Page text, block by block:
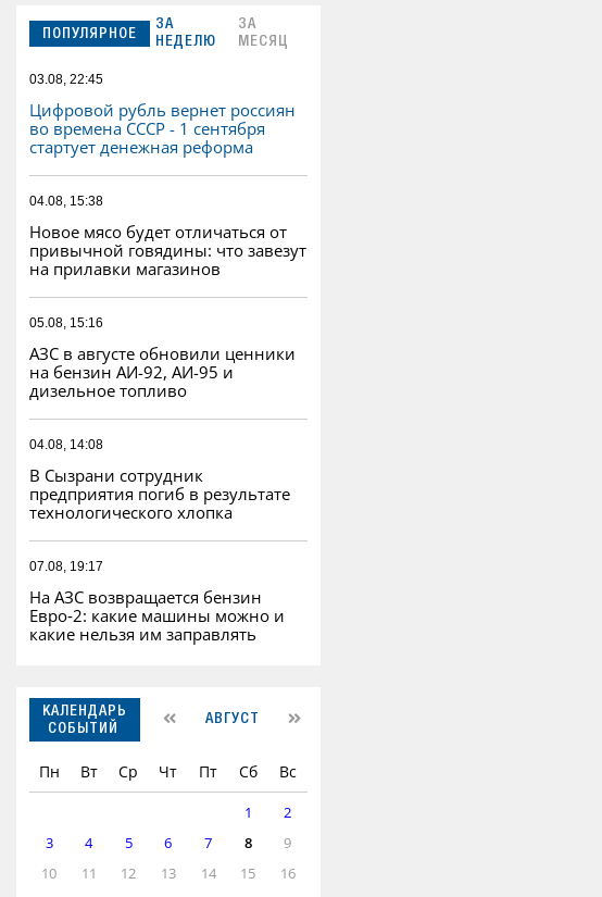
ПОПУЛЯРНОЕ
ЗА
НЕДЕЛЮ
ЗА
МЕСЯЦ
03.08, 22:45
Цифровой рубль вернет россиян
во времена СССР - 1 сентября
стартует денежная реформа
04.08, 15:38
Новое мясо будет отличаться от
привычной говядины: что завезут
на прилавки магазинов
05.08, 15:16
АЗС в августе обновили ценники
на бензин АИ-92, АИ-95 и
дизельное топливо
04.08, 14:08
В Сызрани сотрудник
предприятия погиб в результате
технологического хлопка
07.08, 19:17
На АЗС возвращается бензин
Евро‑2: какие машины можно и
какие нельзя им заправлять
КАЛЕНДАРЬ
СОБЫТИЙ
АВГУСТ
Пн Вт Ср Чт Пт Сб Вс
1
2
3
4 5 6 7 8
9
10
11 12 13 14 15
16